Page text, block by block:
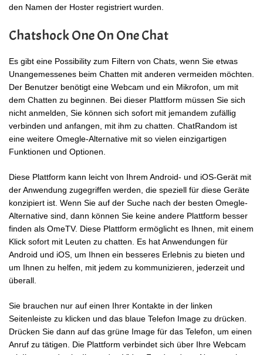
den Namen der Hoster registriert wurden.
Chatshock One On One Chat
Es gibt eine Possibility zum Filtern von Chats, wenn Sie etwas
Unangemessenes beim Chatten mit anderen vermeiden möchten.
Der Benutzer benötigt eine Webcam und ein Mikrofon, um mit
dem Chatten zu beginnen. Bei dieser Plattform müssen Sie sich
nicht anmelden, Sie können sich sofort mit jemandem zufällig
verbinden und anfangen, mit ihm zu chatten. ChatRandom ist
eine weitere Omegle-Alternative mit so vielen einzigartigen
Funktionen und Optionen.
Diese Plattform kann leicht von Ihrem Android- und iOS-Gerät mit
der Anwendung zugegriffen werden, die speziell für diese Geräte
konzipiert ist. Wenn Sie auf der Suche nach der besten Omegle-
Alternative sind, dann können Sie keine andere Plattform besser
finden als OmeTV. Diese Plattform ermöglicht es Ihnen, mit einem
Klick sofort mit Leuten zu chatten. Es hat Anwendungen für
Android und iOS, um Ihnen ein besseres Erlebnis zu bieten und
um Ihnen zu helfen, mit jedem zu kommunizieren, jederzeit und
überall.
Sie brauchen nur auf einen Ihrer Kontakte in der linken
Seitenleiste zu klicken und das blaue Telefon Image zu drücken.
Drücken Sie dann auf das grüne Image für das Telefon, um einen
Anruf zu tätigen. Die Plattform verbindet sich über Ihre Webcam